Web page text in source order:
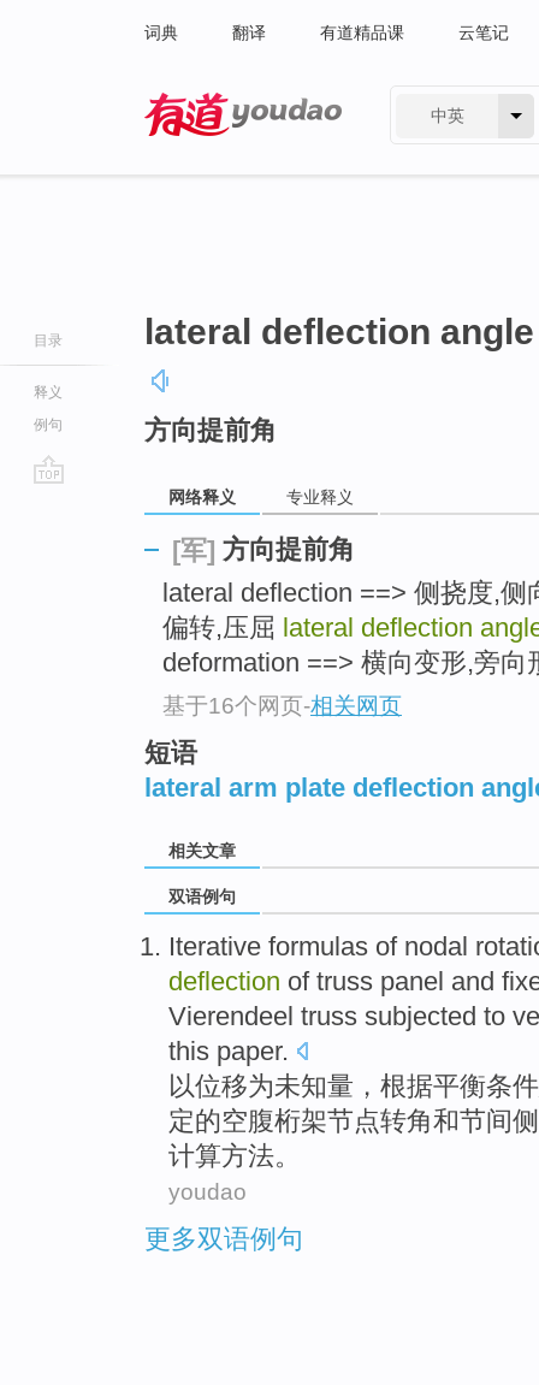
词典 翻译 有道精品课 云笔记
中英
目录
释义
例句
lateral deflection angle
方向提前角
网络释义 专业释义
[军] 方向提前角
lateral deflection ==> 侧挠度,
偏转,压屈 lateral deflection
deformation ==> 横向变形,旁向
基于16个网页-相关网页
短语
lateral arm plate deflection
相关文章
双语例句
Iterative formulas of nodal
deflection of truss panel and
Vierendeel truss subjected to
this paper.
以位移为未知量，根据平衡条
定的空腹桁架节点转角和节间侧
计算方法。
youdao
更多双语例句